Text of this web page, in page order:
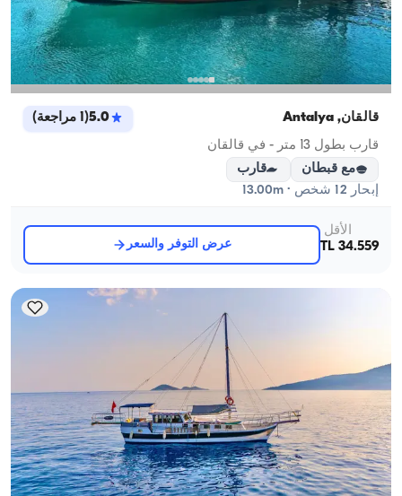
قالقان, Antalya 5.0
(
1 مراجعة)
قارب بطول 13 متر - في قالقان
مع قبطان
قارب
إبحار 12 شخص · 13.00m
الأقل
34.559 TL
عرض التوفر والسعر